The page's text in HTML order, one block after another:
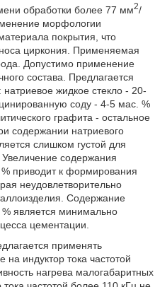
обработки более 77 мм2/
морфологии
покрытия, что
циркония. Применяемая
Допустимо применение
состава. Предлагается
жидкое стекло - 20-
соду - 4-5 мас. %
графита - остальное
содержании натриевого
слишком густой для
содержания
приводит к формирования
неудовлетворительно
Содержание
является минимально
цементации.
применять
индуктор тока частотой
нагрева малогабаритных